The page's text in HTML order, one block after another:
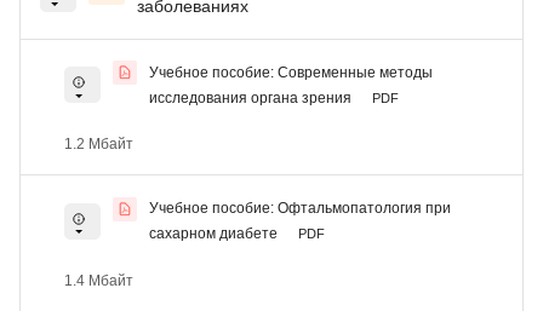
заболеваниях
Учебное пособие: Современные методы
исследования органа зрения
PDF
1.2 Мбайт
Учебное пособие: Офтальмопатология при
сахарном диабете
PDF
1.4 Мбайт